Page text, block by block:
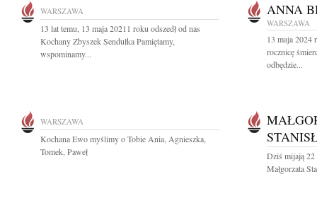
WARSZAWA
13 lat temu, 13 maja 20211 roku odszedł od nas
Kochany Zbyszek Sendułka Pamiętamy,
wspominamy...
ANNA
WARSZAWA
13 maja 2024
rocznicę
odbędzie...
WARSZAWA
Kochana Ewo myślimy o Tobie Ania, Agnieszka,
Tomek, Paweł
Dziś mijają 22
Małgorzata